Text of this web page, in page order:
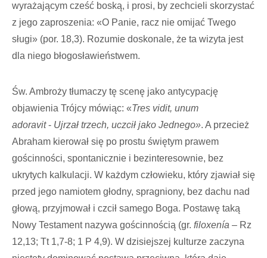
wyrażającym cześć boską, i prosi, by zechcieli skorzystać
z jego zaproszenia: «O Panie, racz nie omijać Twego
sługi» (por. 18,3). Rozumie doskonale, że ta wizyta jest
dla niego błogosławieństwem.
Św. Ambroży tłumaczy tę scenę jako antycypację
objawienia Trójcy mówiąc: «Tres vidit, unum
adoravit‑ Ujrzał trzech, uczcił jako Jednego». A przecież
Abraham kierował się po prostu świętym prawem
gościnności, spontanicznie i bezinteresownie, bez
ukrytych kalkulacji. W każdym człowieku, który zjawiał się
przed jego namiotem głodny, spragniony, bez dachu nad
głową, przyjmował i czcił samego Boga. Postawę taką
Nowy Testament nazywa gościnnością (gr. filoxenía – Rz
12,13; Tt 1,7-8; 1 P 4,9). W dzisiejszej kulturze zaczyna